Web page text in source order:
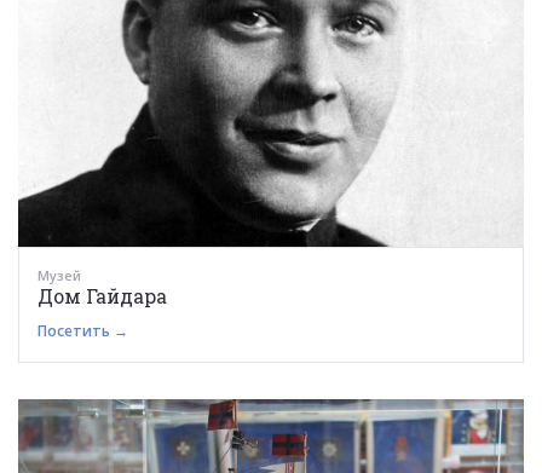
Музей
Дом Гайдара
Посетить →